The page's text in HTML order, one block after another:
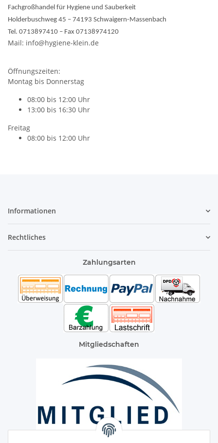
Fachgroßhandel für Hygiene und Sauberkeit
Holderbuschweg 45 – 74193 Schwaigern-Massenbach
Tel. 0713897410 – Fax 07138974120
Mail: info@hygiene-klein.de
Öffnungszeiten:
Montag bis Donnerstag
08:00 bis 12:00 Uhr
13:00 bis 16:30 Uhr
Freitag
08:00 bis 12:00 Uhr
Informationen
Rechtliches
Zahlungsarten
Mitgliedschaften